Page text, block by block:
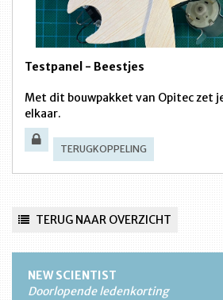
Testpanel - Beestjes
Met dit bouwpakket van Opitec zet
elkaar.
TERUGKOPPELING
TERUG NAAR OVERZICHT
NEW SCIENTIST
Doorlopende ledenkorting